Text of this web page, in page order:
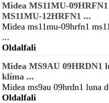
Midea MS11MU-
MS11MU-12HRFN1 ...
Midea ms11mu-09hrfn1
...
Oldalfali
Midea MS9AU 09HRDN1
klíma ...
Midea ms9au 09hrdn1 luna
Oldalfali